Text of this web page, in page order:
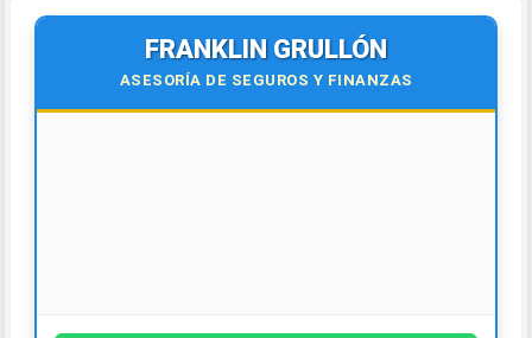
FRANKLIN GRULLÓN
ASESORÍA DE SEGUROS Y FINANZAS